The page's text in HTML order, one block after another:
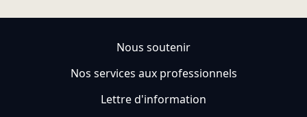
Nous soutenir
Nos services aux professionnels
Lettre d'information